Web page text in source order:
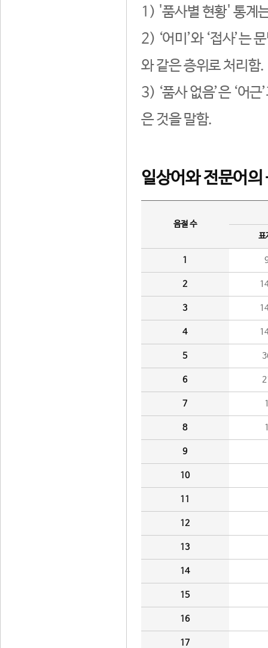
1) '품사별 현황' 통계
2) ‘어미’와 ‘접사’는
와 같은 층위로 처리함.
3) ‘품사 없음’은 ‘어
은 것을 말함.
일상어와 전문어의
음절 수
표
1
2
3
4
5
6
7
8
9
10
11
12
13
14
15
16
17